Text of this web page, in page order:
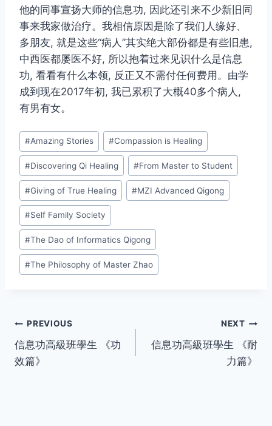
他的同事宣扬大师的信息功, 因此还引来不少新旧同
事来我家做治疗。我相信原因是除了我们人缘好、
多朋友, 就是这些“病人”其实绝大部份都是有些旧患,
中西医都屡医不好, 所以抱着过来见识什么是信息
功, 看看有什么本领, 反正又不需付任何费用。由学
成到现在2017年初, 我已累积了大概40多个病人,
有男有女。
Post
Tags:
#Amazing Stories #Compassion is Healing
#Discovering Qi Healing #From Master to Student
#Giving of True Healing #MZI Advanced Qigong
#Self Family Society
#The Dao of Informatics Qigong
#The Philosophy of Master Zhao
Post
navigation
PREVIOUS
信息功高級班學生 《功
效篇》
NEXT
信息功高級班學生 《耐
力篇》